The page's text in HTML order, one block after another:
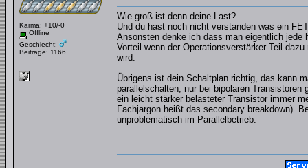
Karma: +10/-0
Offline
Geschlecht:
Beiträge: 1166
Wie groß ist denn deine Last?
Und du hast noch nicht verstanden was ein
Ansonsten denke ich dass man eigentlich
Vorteil wenn der Operationsverstärker-Teil
wird.
Übrigens ist dein Schaltplan richtig, das kann
parallelschalten, nur bei bipolaren
ein leicht stärker belasteter Transistor immer
Fachjargon heißt das secondary breakdown).
unproblematisch im Parallelbetrieb.